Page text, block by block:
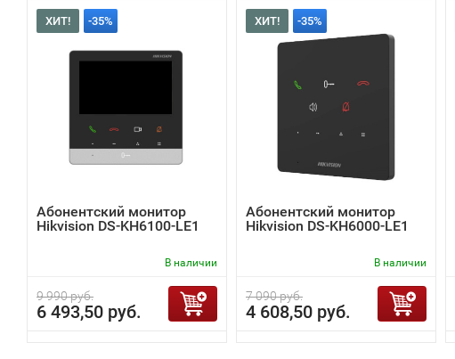
ХИТ! -35%
Абонентский монитор
Hikvision DS-KH6100-LE1
В наличии
9 990 руб.
6 493,50 руб.
ХИТ! -35%
Абонентский монитор
Hikvision DS-KH6000-LE1
В наличии
7 090 руб.
4 608,50 руб.